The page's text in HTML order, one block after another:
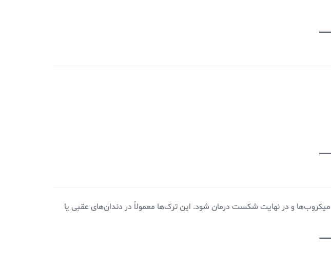
و در نهایت شکست درمان شود. این ترک‌ها معمولاً در دندان‌های عقبی یا